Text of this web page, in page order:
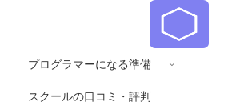
プログラマーになる準備
スクールの口コミ・評判